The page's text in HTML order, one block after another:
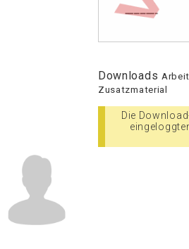
Downloads
Zusatzmaterial
Die